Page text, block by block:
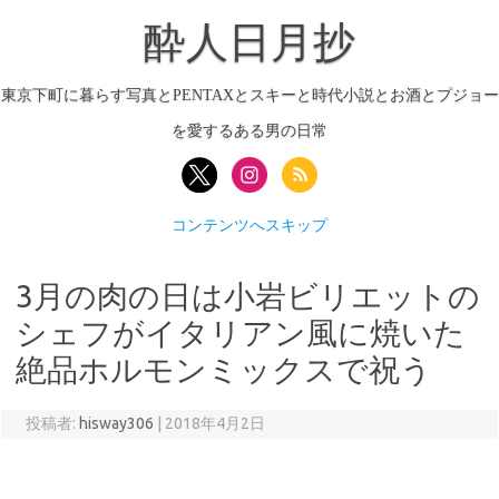
酔人日月抄
東京下町に暮らす写真とPENTAXとスキーと時代小説とお酒とプジョー
を愛するある男の日常
コンテンツへスキップ
3月の肉の日は小岩ビリエットの
シェフがイタリアン風に焼いた
絶品ホルモンミックスで祝う
投稿者: hisway306 2018年4月2日